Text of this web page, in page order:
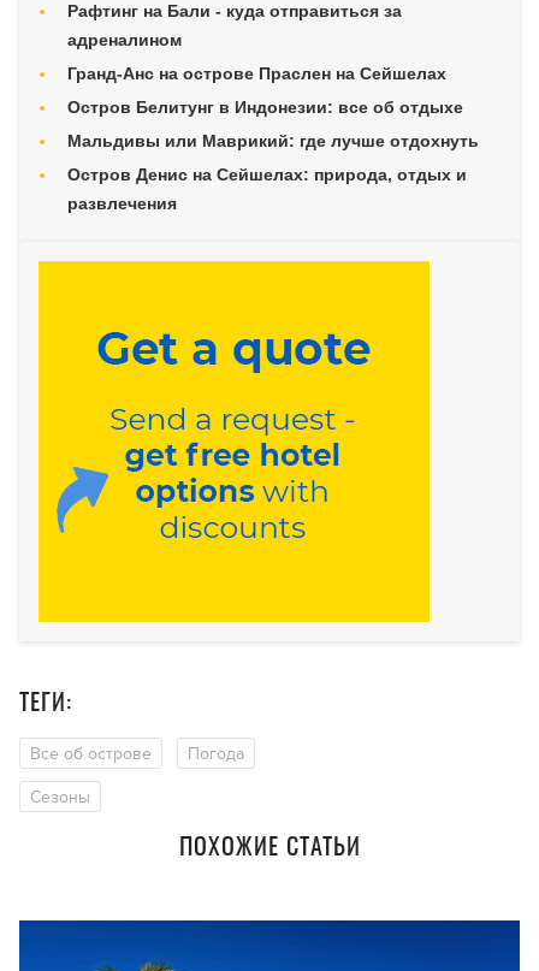
Рафтинг на Бали - куда отправиться за
адреналином
Гранд-Анс на острове Праслен на Сейшелах
Остров Белитунг в Индонезии: все об отдыхе
Мальдивы или Маврикий: где лучше отдохнуть
Остров Денис на Сейшелах: природа, отдых и
развлечения
ТЕГИ:
Все об острове Погода
Сезоны
ПОХОЖИЕ СТАТЬИ